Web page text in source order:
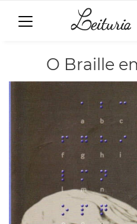
O Braille